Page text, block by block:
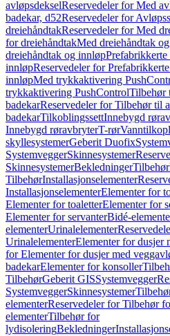
avløpsdekselReservedeler for Med
badekar, d52Reservedeler for
dreiehåndtakReservedeler for Med
for dreiehåndtakMed dreiehåndtak
dreiehåndtak og innløpPrefabrikkerte
innløpReservedeler for
innløpMed trykkaktivering
trykkaktivering PushControlTilbehør
badekarReservedeler for Tilbehør til
badekarTilkoblingssettInnebygd
Innebygd røravbryterT-rør
skyllesystemerGeberit Duofix
SystemveggerSkinnesystemer
SkinnesystemerBekledningerTilbehør
TilbehørInstallasjonselementer
InstallasjonselementerElementer for
Elementer for toaletterElementer for
Elementer for servanterBidé-
elementerUrinalelementer
UrinalelementerElementer for dusjer
for Elementer for dusjer med
badekarElementer for konsoller
TilbehørGeberit GISSystemvegger
SystemveggerSkinnesystemer
elementerReservedeler for Tilbehør
elementerTilbehør for
lydisoleringBekledninger